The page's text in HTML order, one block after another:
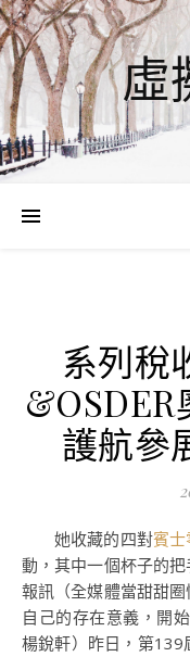
虛
系列稅
&OSDER
護航參
她收藏的四對賓士
動，其中一個杯子的
報訊（全媒體當甜甜
自己的存在意義，開
楊銳軒）昨日，第139